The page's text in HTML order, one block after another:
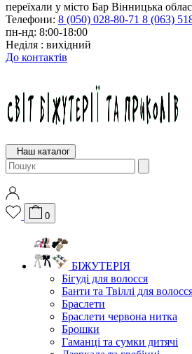
переїхали у місто Бар Вінницька
Телефони: 8 (050) 028-80-71 8 (063)
пн-нд: 8:00-18:00
Неділя : вихідний
До контактів
Наш каталог
0
БІЖУТЕРІЯ
Бігуді для волосся
Банти та Твіллі для
Браслети
Браслети червона нитка
Брошки
Гаманці та сумки дитячі